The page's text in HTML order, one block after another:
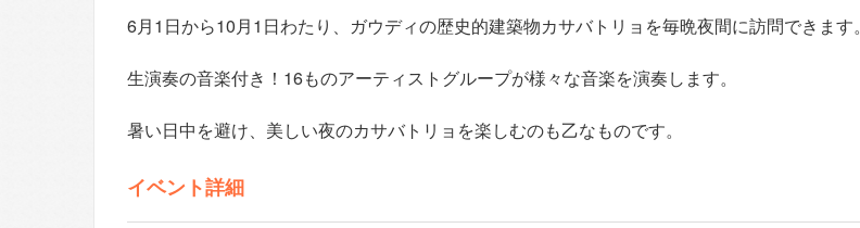
6月1日から10月1日わたり、ガウディの歴史的建築物カサバトリョを毎晩夜間に訪問できます。
生演奏の音楽付き！16ものアーティストグループが様々な音楽を演奏します。
暑い日中を避け、美しい夜のカサバトリョを楽しむのも乙なものです。
イベント詳細